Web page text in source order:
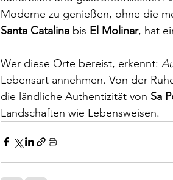
Moderne zu genießen, ohne die
Santa Catalina bis El Molinar, hat
Wer diese Orte bereist, erkennt:
Lebensart annehmen. Von der
die ländliche Authentizität von Sa
Landschaften wie Lebensweisen.